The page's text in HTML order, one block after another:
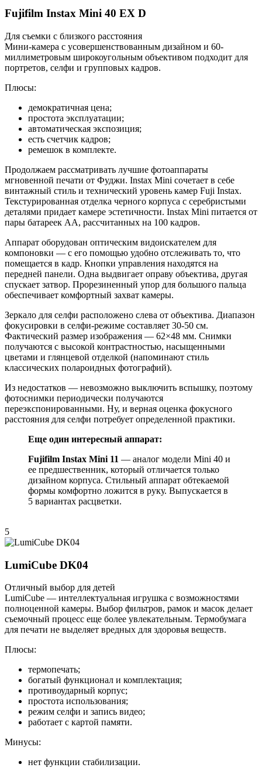
Fujifilm Instax Mini 40 EX D
Для съемки с близкого расстояния
Мини-камера с усовершенствованным дизайном и 60-
миллиметровым широкоугольным объективом подходит для
портретов, селфи и групповых кадров.
Плюсы:
демократичная цена;
простота эксплуатации;
автоматическая экспозиция;
есть счетчик кадров;
ремешок в комплекте.
Продолжаем рассматривать лучшие фотоаппараты
мгновенной печати от Фуджи. Instax Mini сочетает в себе
винтажный стиль и технический уровень камер Fuji Instax.
Текстурированная отделка черного корпуса с серебристыми
деталями придает камере эстетичности. Instax Mini питается от
пары батареек AA, рассчитанных на 100 кадров.
Аппарат оборудован оптическим видоискателем для
компоновки — с его помощью удобно отслеживать то, что
помещается в кадр. Кнопки управления находятся на
передней панели. Одна выдвигает оправу объектива, другая
спускает затвор. Прорезиненный упор для большого пальца
обеспечивает комфортный захват камеры.
Зеркало для селфи расположено слева от объектива. Диапазон
фокусировки в селфи-режиме составляет 30-50 см.
Фактический размер изображения — 62×48 мм. Снимки
получаются с высокой контрастностью, насыщенными
цветами и глянцевой отделкой (напоминают стиль
классических полароидных фотографий).
Из недостатков — невозможно выключить вспышку, поэтому
фотоснимки периодически получаются
переэкспонированными. Ну, и верная оценка фокусного
расстояния для селфи потребует определенной практики.
Еще один интересный аппарат:
Fujifilm Instax Mini 11 — аналог модели Mini 40 и
ее предшественник, который отличается только
дизайном корпуса. Стильный аппарат обтекаемой
формы комфортно ложится в руку. Выпускается в
5 вариантах расцветки.
5
LumiCube DK04
Отличный выбор для детей
LumiCube — интеллектуальная игрушка с возможностями
полноценной камеры. Выбор фильтров, рамок и масок делает
съемочный процесс еще более увлекательным. Термобумага
для печати не выделяет вредных для здоровья веществ.
Плюсы:
термопечать;
богатый функционал и комплектация;
противоударный корпус;
простота использования;
режим селфи и запись видео;
работает с картой памяти.
Минусы:
нет функции стабилизации.